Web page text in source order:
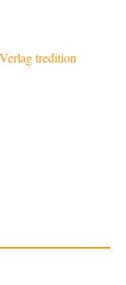
tredition